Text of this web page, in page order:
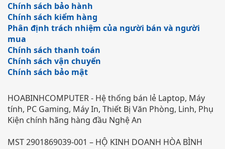
Chính sách bảo hành
Chính sách kiểm hàng
Phân định trách nhiệm của người bán và người
mua
Chính sách thanh toán
Chính sách vận chuyển
Chính sách bảo mật
HOABINHCOMPUTER - Hệ thống bán lẻ Laptop, Máy
tính, PC Gaming, Máy In, Thiết Bị Văn Phòng, Linh, Phụ
Kiện chính hãng hàng đầu Nghệ An
MST 2901869039-001 – HỘ KINH DOANH HÒA BÌNH